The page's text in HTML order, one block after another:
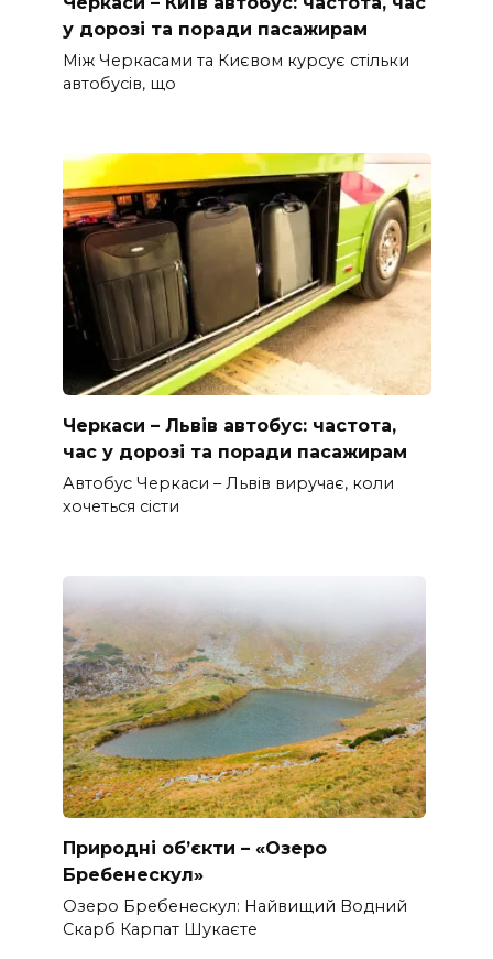
у дорозі та поради пасажирам
Між Черкасами та Києвом курсує стільки
автобусів, що
Черкаси – Львів автобус: частота,
час у дорозі та поради пасажирам
Автобус Черкаси – Львів виручає, коли
хочеться сісти
Природні об’єкти – «Озеро
Бребенескул»
Озеро Бребенескул: Найвищий Водний
Скарб Карпат Шукаєте